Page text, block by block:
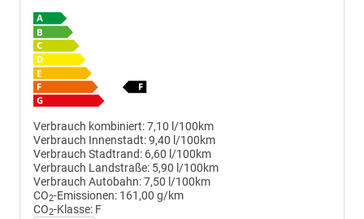
Verbrauch kombiniert:7,10 l/100km
Verbrauch Innenstadt:9,40 l/100km
Verbrauch Stadtrand: 6,60 l/100km
Verbrauch Landstraße: 5,90 l/100km
Verbrauch Autobahn:7,50 l/100km
CO2-Emissionen: 161,00 g/km
CO2-Klasse: F